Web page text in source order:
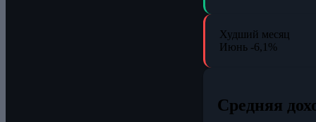
Худший месяц
Июнь -6,1%
Средняя